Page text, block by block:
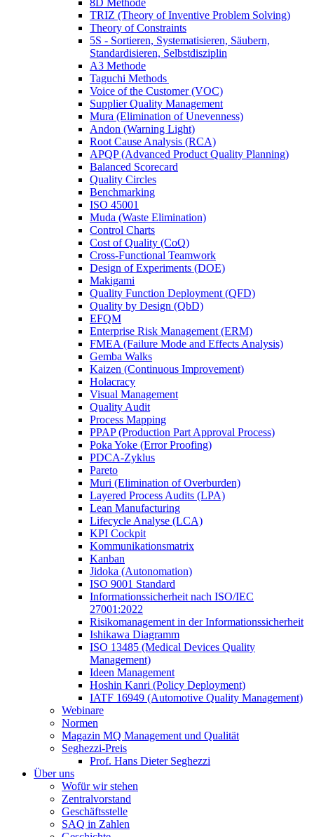
8D Methode
TRIZ (Theory of Inventive Problem Solving)
Theory of Constraints
5S - Sortieren, Systematisieren, Säubern,
Standardisieren, Selbstdisziplin
A3 Methode
Taguchi Methods
Voice of the Customer (VOC)
Supplier Quality Management
Mura (Elimination of Unevenness)
Andon (Warning Light)
Root Cause Analysis (RCA)
APQP (Advanced Product Quality Planning)
Balanced Scorecard
Quality Circles
Benchmarking
ISO 45001
Muda (Waste Elimination)
Control Charts
Cost of Quality (CoQ)
Cross-Functional Teamwork
Design of Experiments (DOE)
Makigami
Quality Function Deployment (QFD)
Quality by Design (QbD)
EFQM
Enterprise Risk Management (ERM)
FMEA (Failure Mode and Effects Analysis)
Gemba Walks
Kaizen (Continuous Improvement)
Holacracy
Visual Management
Quality Audit
Process Mapping
PPAP (Production Part Approval Process)
Poka Yoke (Error Proofing)
PDCA-Zyklus
Pareto
Muri (Elimination of Overburden)
Layered Process Audits (LPA)
Lean Manufacturing
Lifecycle Analyse (LCA)
KPI Cockpit
Kommunikationsmatrix
Kanban
Jidoka (Autonomation)
ISO 9001 Standard
Informationssicherheit nach ISO/IEC
27001:2022
Risikomanagement in der Informationssicherheit
Ishikawa Diagramm
ISO 13485 (Medical Devices Quality
Management)
Ideen Management
Hoshin Kanri (Policy Deployment)
IATF 16949 (Automotive Quality Management)
Webinare
Normen
Magazin MQ Management und Qualität
Seghezzi-Preis
Prof. Hans Dieter Seghezzi
Über uns
Wofür wir stehen
Zentralvorstand
Geschäftsstelle
SAQ in Zahlen